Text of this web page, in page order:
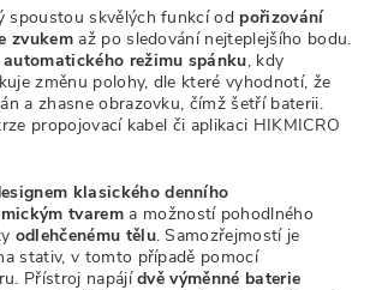
spoustou skvělých funkcí od pořizování
zvukem až po sledování nejteplejšího bodu.
automatického režimu spánku, kdy
změnu polohy, dle které vyhodnotí, že
a zhasne obrazovku, čímž šetří baterii.
propojovací kabel či aplikaci HIKMICRO
klasického denního
tvarem a možností pohodlného
odlehčenému tělu. Samozřejmostí je
stativ, v tomto případě pomocí
Přístroj napájí dvě výměnné baterie